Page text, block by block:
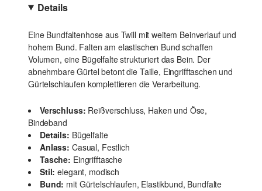
Details
Eine Bundfaltenhose aus Twill mit weitem Beinverlauf und
hohem Bund. Falten am elastischen Bund schaffen
Volumen, eine Bügelfalte strukturiert das Bein. Der
abnehmbare Gürtel betont die Taille, Eingrifftaschen und
Gürtelschlaufen komplettieren die Verarbeitung.
Verschluss: Reißverschluss, Haken und Öse,
Bindeband
Details: Bügelfalte
Anlass: Casual, Festlich
Tasche: Eingrifftasche
Stil: elegant, modisch
Bund: mit Gürtelschlaufen, Elastikbund, Bundfalte